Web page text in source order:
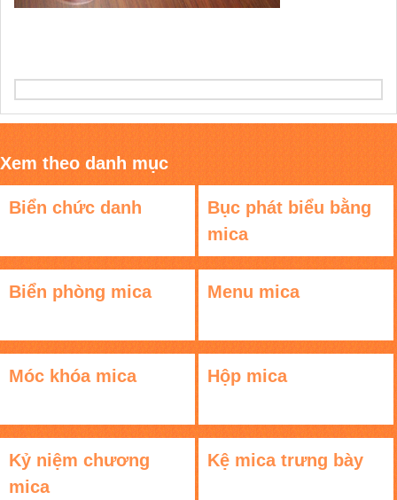
Xem theo danh mục
Biển chức danh
Bục phát biểu bằng
mica
Biển phòng mica Menu mica
Móc khóa mica Hộp mica
Kỷ niệm chương
mica
Kệ mica trưng bày